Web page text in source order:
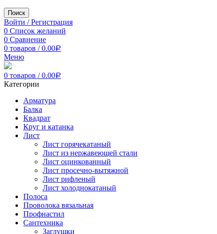
Поиск
Войти / Регистрация
0 Список желаний
0 Сравнение
0 товаров / 0.00Р
Меню
0 товаров / 0.00Р
Категории
Арматура
Балка
Квадрат
Круг и катанка
Лист
Лист горячекатаный
Лист из нержавеющей стали
Лист оцинкованный
Лист просечно-вытяжной
Лист рифленый
Лист холоднокатаный
Полоса
Проволока вязальная
Профнастил
Сантехника
Заглушки